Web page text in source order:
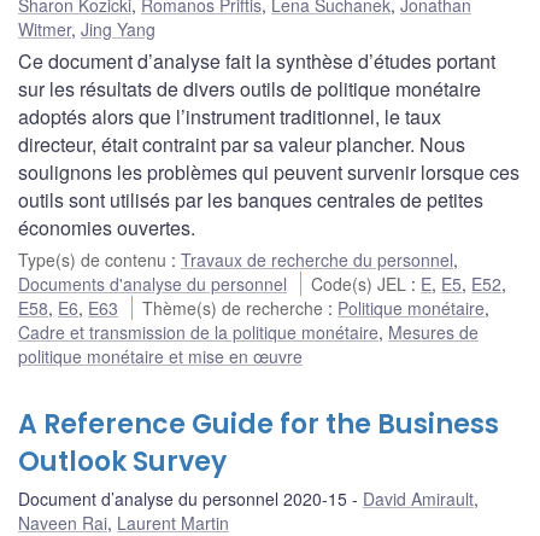
Witmer, Jing Yang
Ce document d’analyse fait la synthèse d’études portant
sur les résultats de divers outils de politique monétaire
adoptés alors que l’instrument traditionnel, le taux
directeur, était contraint par sa valeur plancher. Nous
soulignons les problèmes qui peuvent survenir lorsque ces
outils sont utilisés par les banques centrales de petites
économies ouvertes.
Type(s) de contenu : Travaux de recherche du personnel,
Documents d'analyse du personnel
Code(s) JEL : E, E5, E52,
E58, E6, E63 Thème(s) de recherche : Politique monétaire,
Cadre et transmission de la politique monétaire, Mesures de
politique monétaire et mise en œuvre
A Reference Guide for the Business
Outlook Survey
Document d’analyse du personnel 2020-15 David Amirault,
Naveen Rai, Laurent Martin